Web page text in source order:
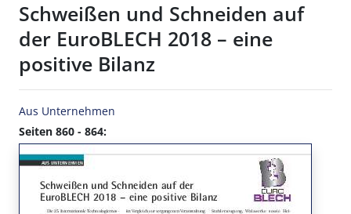
Schweißen und Schneiden auf
der EuroBLECH 2018 – eine
positive Bilanz
Aus Unternehmen
Seiten 860 - 864: